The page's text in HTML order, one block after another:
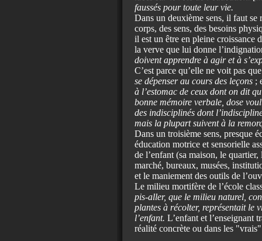
faussés pour toute leur vie.
Dans un deuxième sens, il faut se
corps, des sens, des besoins
il est un être en pleine croissance
la verve que lui donne
doivent apprendre à agir et à
C’est parce qu’elle ne voit pas
se dépenser au cours des leçons ;
à l’estomac de ceux dont on dit
bonne mémoire verbale, dose
des indisciplinés dont
mais la plupart suivent à la
Dans un troisième sens, presque
éducation motrice et sensorielle
de l’enfant (sa maison, le
marché, bureaux, musées,
et le maniement des outils de
Le milieu mortifère de l’école
pis-aller, que le milieu naturel,
plantes à récolter, représentait le
l’enfant. L’enfant et l’enseignant
réalité concrète ou dans les